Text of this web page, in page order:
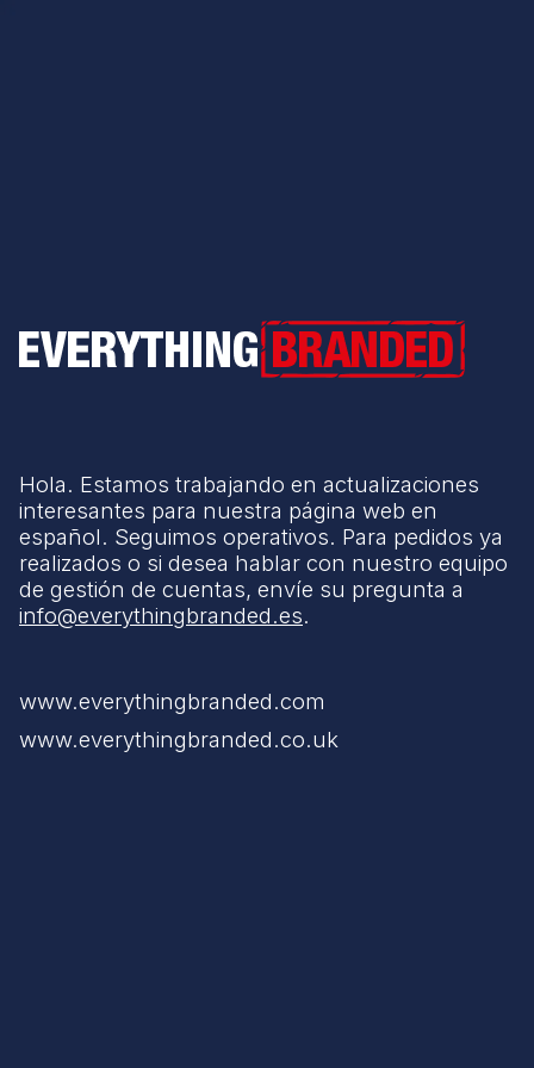
Everything Branded
Hola. Estamos trabajando en actualizaciones
interesantes para nuestra página web en
español. Seguimos operativos. Para pedidos ya
realizados o si desea hablar con nuestro equipo
de gestión de cuentas, envíe su pregunta a
info@everythingbranded.es.
www.everythingbranded.com
www.everythingbranded.co.uk